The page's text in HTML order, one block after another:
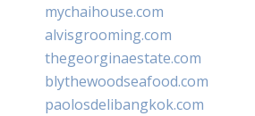
mychaihouse.com
alvisgrooming.com
thegeorginaestate.com
blythewoodseafood.com
paolosdelibangkok.com